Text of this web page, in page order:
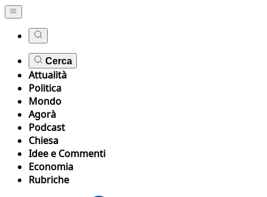
Cerca
Attualità
Politica
Mondo
Agorà
Podcast
Chiesa
Idee e Commenti
Economia
Rubriche